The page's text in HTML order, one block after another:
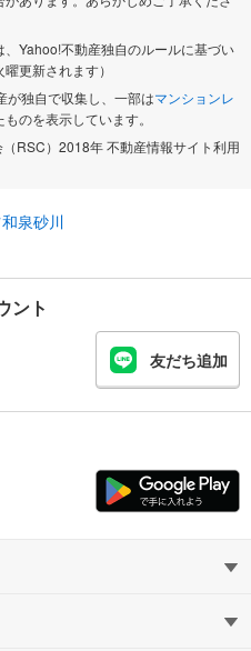
Yahoo!不動産独自のルールに基づい
更新されます）
が独自で収集し、一部はマンションレ
のを表示しています。
RSC）2018年 不動産情報サイト利用
泉砂川
ント
友だち追加